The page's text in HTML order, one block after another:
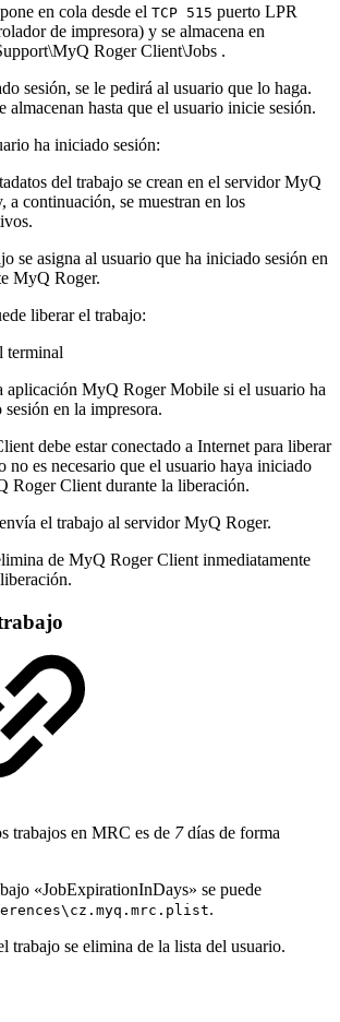
en cola desde el TCP 515 puerto LPR
de impresora) y se almacena en
Roger Client\Jobs .
sesión, se le pedirá al usuario que lo haga.
almacenan hasta que el usuario inicie sesión.
ha iniciado sesión:
del trabajo se crean en el servidor MyQ
a continuación, se muestran en los
se asigna al usuario que ha iniciado sesión en
MyQ Roger.
liberar el trabajo:
terminal
aplicación MyQ Roger Mobile si el usuario ha
en la impresora.
debe estar conectado a Internet para liberar
no es necesario que el usuario haya iniciado
Roger Client durante la liberación.
el trabajo al servidor MyQ Roger.
de MyQ Roger Client inmediatamente
trabajos en MRC es de 7días de forma
«JobExpirationInDays» se puede
.
trabajo se elimina de la lista del usuario.